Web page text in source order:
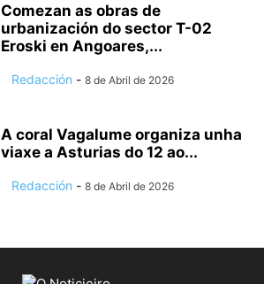
Comezan as obras de
urbanización do sector T-02
Eroski en Angoares,...
Redacción - 8 de Abril de 2026
A coral Vagalume organiza unha
viaxe a Asturias do 12 ao...
Redacción - 8 de Abril de 2026